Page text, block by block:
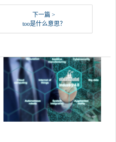
下一篇 >
too是什么意思？